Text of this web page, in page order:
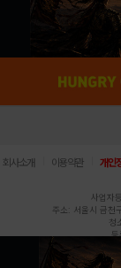
회사소개 이용약관 개인
사업자
주소: 서울시 금천
청
등